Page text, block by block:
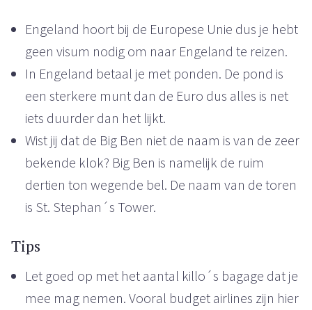
Engeland hoort bij de Europese Unie dus je hebt
geen visum nodig om naar Engeland te reizen.
In Engeland betaal je met ponden. De pond is
een sterkere munt dan de Euro dus alles is net
iets duurder dan het lijkt.
Wist jij dat de Big Ben niet de naam is van de zeer
bekende klok? Big Ben is namelijk de ruim
dertien ton wegende bel. De naam van de toren
is St. Stephan´s Tower.
Tips
Let goed op met het aantal killo´s bagage dat je
mee mag nemen. Vooral budget airlines zijn hier